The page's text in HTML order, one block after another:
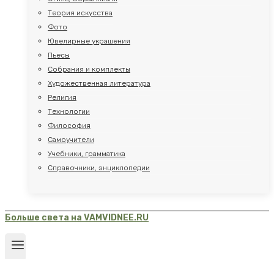
Теория искусства
Фото
Ювелирные украшения
Пьесы
Собрания и комплекты
Художественная литература
Религия
Технологии
Философия
Самоучители
Учебники, грамматика
Справочники, энциклопедии
Больше света на VAMVIDNEE.RU